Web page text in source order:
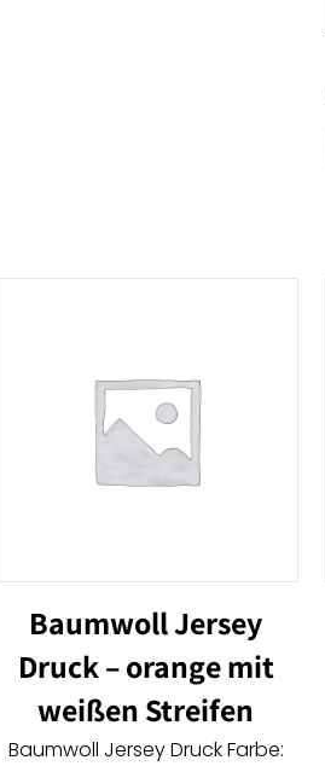
Baumwoll Jersey
Druck – orange mit
weißen Streifen
Baumwoll Jersey Druck Farbe: